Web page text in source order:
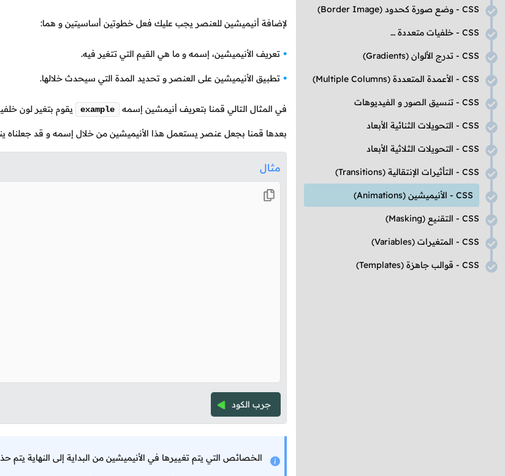
CSS - وضع صورة كحدود (Border Image)
CSS - خلفيات متعددة (Multiple Backgrounds)
CSS - تدرج الألوان (Gradients)
CSS - الأعمدة المتعددة (Multiple Columns)
CSS - تنسيق الصور و الفيديوهات
CSS - التحويلات الثنائية الأبعاد
CSS - التحويلات الثلاثية الأبعاد
CSS - التأثيرات الإنتقالية (Transitions)
CSS - الأنيميشين (Animations)
CSS - التقنيع (Masking)
CSS - المتغيرات (Variables)
CSS - قوالب جاهزة (Templates)
لإضافة أنيميشين للعنصر يجب عليك فعل خطوتين أساسيتين و هما:
تعريف الأنيميشين، إسمه و ما هي القيم التي تتغير فيه.
تطبيق الأنيميشين على العنصر و تحديد المدة التي سيحدث خلالها.
في المثال التالي قمنا بتعريف أنيمشين إسمه example يقوم بتغير لون
بعدها قمنا بجعل عنصر يستعمل هذا الأنيميشين من خلال إسمه و قد جعلناه ينفذه
مثال
جرب الكود
الخصائص التي يتم تغييرها في الأنيميشين من البداية إلى النهاية يتم